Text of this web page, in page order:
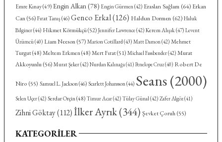
Emre Kınay(49) Engin Alkan(78) Engin Gürmen (42) Eraslan Sağlam(64) Erkan
Can(56) Fırat Tanış(46) Genco Erkal(126) Haldun Dormen(62) Haluk
Bilginer(44) Hikmet Körmükçü(52) Jennifer Lawrence(42) Kerem Alışık (47) Levent
Üzümcü (40) Liam Neeson(57) Marion Cotillard (43) Matt Damon (42) Mehmet
Turgut(48) Meltem Erkmen (48) Mert Fırat(51) Michael Fassbender(42) Murat
Akkoyunlu(56) Murat Şeker(42) Nurdan Kalınağa (41) Penelope Cruz(40) Robert De
Niro (55) Samuel L. Jackson (46) Scarlett Johansson (44) Seans(2000)
Selen Uçer(42) Serdar Orçin (48) Timur Acar(42) Tülay Günal (42) Zafer Algöz(41)
Zihni Göktay(112)İlker Ayrık(344) Şevket Çoruh(55)
KATEGORILER